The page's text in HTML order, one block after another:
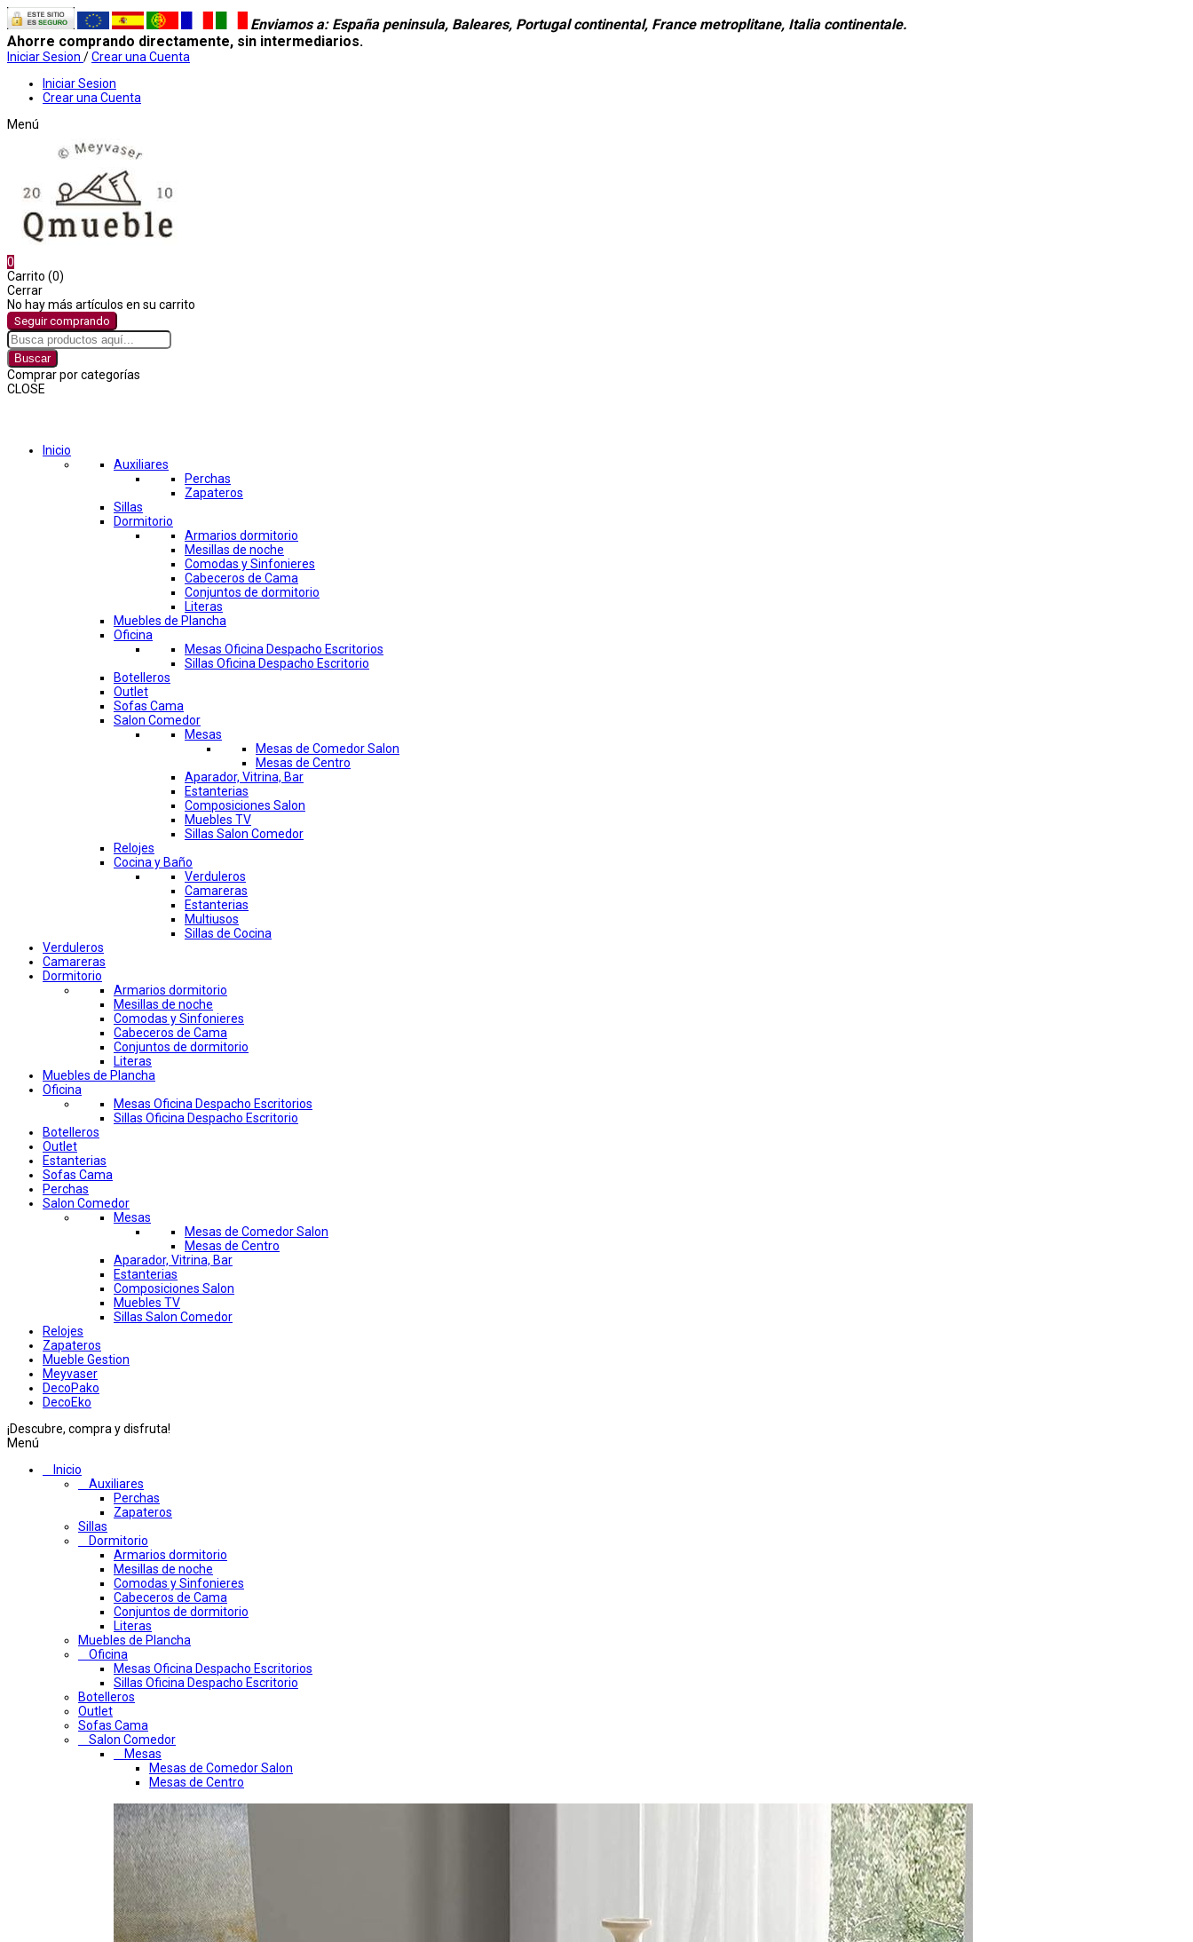
Enviamos a: España peninsula, Baleares, Portugal continental, France metroplitane, Italia continentale.
Ahorre comprando directamente, sin intermediarios.
Iniciar Sesion /Crear una Cuenta
Iniciar Sesion
Crear una Cuenta
Menú
0
Carrito (0)
Cerrar
No hay más artículos en su carrito
Seguir comprando
Buscar
Comprar por categorías
CLOSE
Inicio
Auxiliares
Perchas
Zapateros
Sillas
Dormitorio
Armarios dormitorio
Mesillas de noche
Comodas y Sinfonieres
Cabeceros de Cama
Conjuntos de dormitorio
Literas
Muebles de Plancha
Oficina
Mesas Oficina Despacho Escritorios
Sillas Oficina Despacho Escritorio
Botelleros
Outlet
Sofas Cama
Salon Comedor
Mesas
Mesas de Comedor Salon
Mesas de Centro
Aparador, Vitrina, Bar
Estanterias
Composiciones Salon
Muebles TV
Sillas Salon Comedor
Relojes
Cocina y Baño
Verduleros
Camareras
Estanterias
Multiusos
Sillas de Cocina
Verduleros
Camareras
Dormitorio
Armarios dormitorio
Mesillas de noche
Comodas y Sinfonieres
Cabeceros de Cama
Conjuntos de dormitorio
Literas
Muebles de Plancha
Oficina
Mesas Oficina Despacho Escritorios
Sillas Oficina Despacho Escritorio
Botelleros
Outlet
Estanterias
Sofas Cama
Perchas
Salon Comedor
Mesas
Mesas de Comedor Salon
Mesas de Centro
Aparador, Vitrina, Bar
Estanterias
Composiciones Salon
Muebles TV
Sillas Salon Comedor
Relojes
Zapateros
Mueble Gestion
Meyvaser
DecoPako
DecoEko
¡Descubre, compra y disfruta!
Menú
Inicio
Auxiliares
Perchas
Zapateros
Sillas
Dormitorio
Armarios dormitorio
Mesillas de noche
Comodas y Sinfonieres
Cabeceros de Cama
Conjuntos de dormitorio
Literas
Muebles de Plancha
Oficina
Mesas Oficina Despacho Escritorios
Sillas Oficina Despacho Escritorio
Botelleros
Outlet
Sofas Cama
Salon Comedor
Mesas
Mesas de Comedor Salon
Mesas de Centro